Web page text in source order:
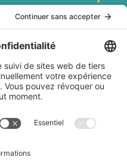
propos
Marianne
Lefebvre?
Dans les
cuisines du
Partenaires
Contact
Politique de
confidentialité
Conditions
d'utilisation
Livraison et
Politique de
remboursement